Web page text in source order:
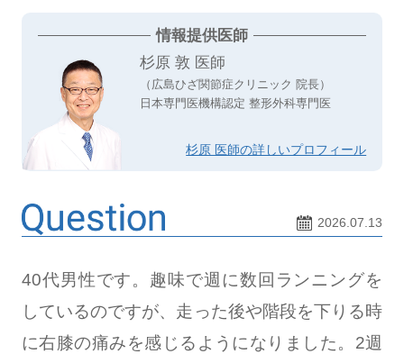
情報提供医師
杉原 敦 医師
（広島ひざ関節症クリニック 院長）
日本専門医機構認定 整形外科専門医
杉原 医師の詳しいプロフィール
2026.07.13
40代男性です。趣味で週に数回ランニングを
しているのですが、走った後や階段を下りる時
に右膝の痛みを感じるようになりました。2週